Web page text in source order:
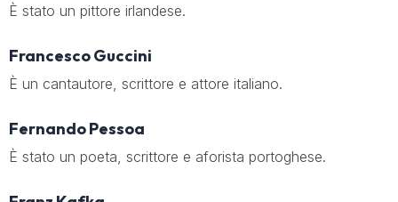
È stato un pittore irlandese.
Francesco Guccini
È un cantautore, scrittore e attore italiano.
Fernando Pessoa
È stato un poeta, scrittore e aforista portoghese.